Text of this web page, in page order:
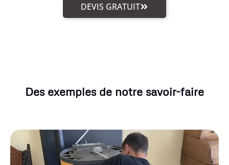
DEVIS GRATUIT
Des exemples de notre savoir-faire